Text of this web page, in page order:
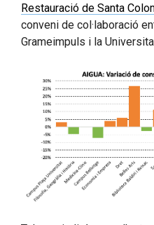
Restauració de Santa
conveni de col·laboració
Grameimpuls i la